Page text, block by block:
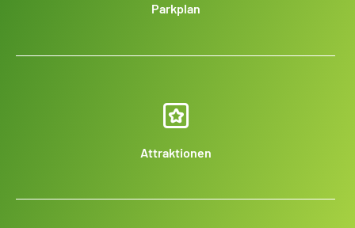
Parkplan
Attraktionen